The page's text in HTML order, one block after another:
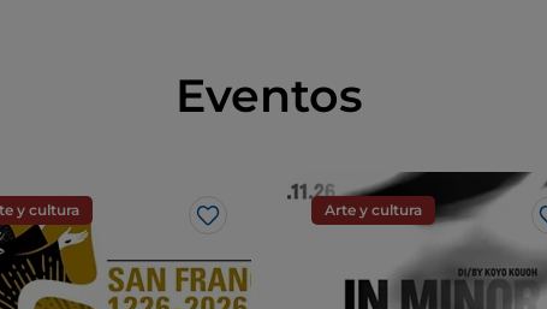
Eventos
y cultura
Me gusta
Arte y cultura